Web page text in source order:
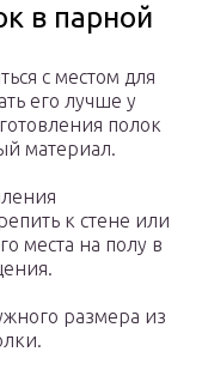
в парной
с местом для
его лучше у
полок
материал.
к стене или
места на полу в
размера из